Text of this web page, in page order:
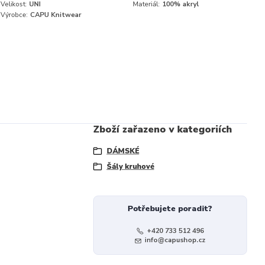
Velikost: UNI Materiál: 100% akryl
Výrobce: CAPU Knitwear
Zboží zařazeno v kategoriích
DÁMSKÉ
Šály kruhové
Potřebujete poradit?
+420 733 512 496
info@capushop.cz